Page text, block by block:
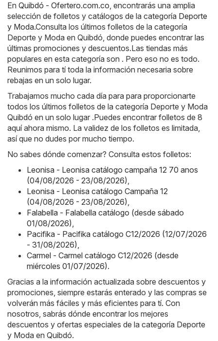
En Quibdó - Ofertero.com.co, encontrarás una amplia
selección de folletos y catálogos de la categoría Deporte
y Moda.Consulta los últimos folletos de la categoría
Deporte y Moda en Quibdó, donde puedes encontrar las
últimas promociones y descuentos.Las tiendas más
populares en esta categoría son . Pero eso no es todo.
Reunimos para tí toda la información necesaria sobre
rebajas en un solo lugar.
Trabajamos mucho cada día para para proporcionarte
todos los últimos folletos de la categoría Deporte y Moda
Quibdó en un solo lugar .Puedes encontrar folletos de 8
aquí ahora mismo. La validez de los folletos es limitada,
así que no dudes por mucho tiempo.
No sabes dónde comenzar? Consulta estos folletos:
Leonisa - Leonisa catálogo campaña 12 70 anos
(04/08/2026 - 23/08/2026),
Leonisa - Leonisa catálogo Campaña 12
(04/08/2026 - 23/08/2026),
Falabella - Falabella catálogo (desde sábado
01/08/2026),
Pacifika - Pacifika catálogo C12/2026 (12/07/2026
- 31/08/2026),
Carmel - Carmel catálogo C12/2026 (desde
miércoles 01/07/2026).
Gracias a la información actualizada sobre descuentos y
promociones, siempre estarás enterado y las compras se
volverán más fáciles y más eficientes para tí. Con
nosotros, sabrás dónde encontrar los mejores
descuentos y ofertas especiales de la categoría Deporte
y Moda en Quibdó.